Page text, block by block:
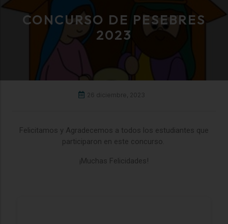
CONCURSO DE PESEBRES
2023
26 diciembre, 2023
Felicitamos y Agradecemos a todos los estudiantes que
participaron en este concurso.
¡Muchas Felicidades!